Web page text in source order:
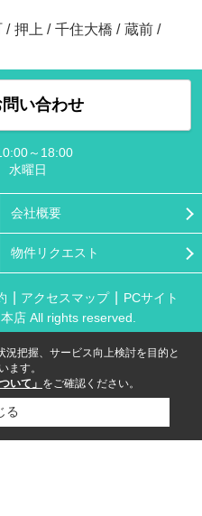
/ 押上 / 千住大橋 / 蔵前 /
い合わせ
～18:00
水曜日
会社概要
物件リクエスト
アクセスマップ
PCサイト
店 All rights reserved.
把握、サービス向上検討を目的と
ます。
いて」 をご確認ください。
る